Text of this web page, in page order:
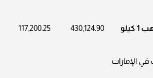
430,124.90
117,200.25
الإمارات